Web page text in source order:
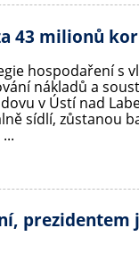
43 milionů
hospodaření s
nákladů a
v Ústí nad
sídlí, zůstanou
prezidentem